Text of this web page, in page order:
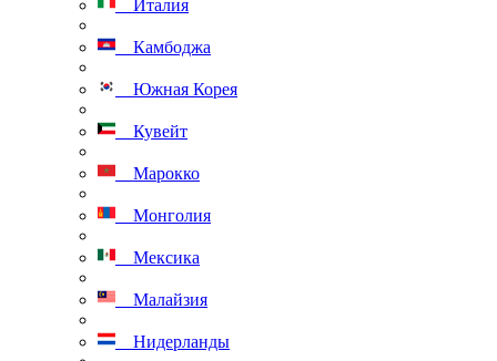
Италия
Камбоджа
Южная Корея
Кувейт
Марокко
Монголия
Мексика
Малайзия
Нидерланды